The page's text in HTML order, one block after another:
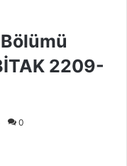
2209-
0